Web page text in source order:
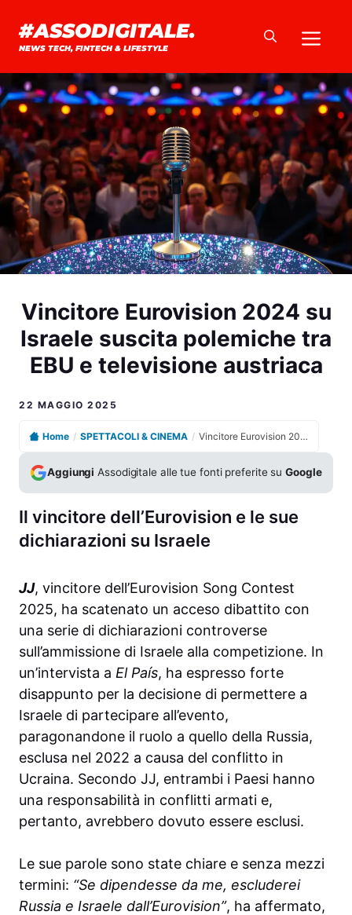
contenuto
#ASSODIGITALE.
NEWS TECH, FINTECH & LIFESTYLE
Vincitore Eurovision 2024 su
Israele suscita polemiche tra
EBU e televisione austriaca
22 MAGGIO 2025
Home / SPETTACOLI & CINEMA / Vincitore Eurovision 2024 su Israele suscita polemiche tra EBU e televisione austriaca
Aggiungi Assodigitale alle tue fonti preferite suGoogle
Il vincitore dell’Eurovision e le sue
dichiarazioni su Israele
JJ, vincitore dell’Eurovision Song Contest
2025, ha scatenato un acceso dibattito con
una serie di dichiarazioni controverse
sull’ammissione di Israele alla competizione. In
un’intervista a El País, ha espresso forte
disappunto per la decisione di permettere a
Israele di partecipare all’evento,
paragonandone il ruolo a quello della Russia,
esclusa nel 2022 a causa del conflitto in
Ucraina. Secondo JJ, entrambi i Paesi hanno
una responsabilità in conflitti armati e,
pertanto, avrebbero dovuto essere esclusi.
Le sue parole sono state chiare e senza mezzi
termini: “Se dipendesse da me, escluderei
Russia e Israele dall’Eurovision”, ha affermato,